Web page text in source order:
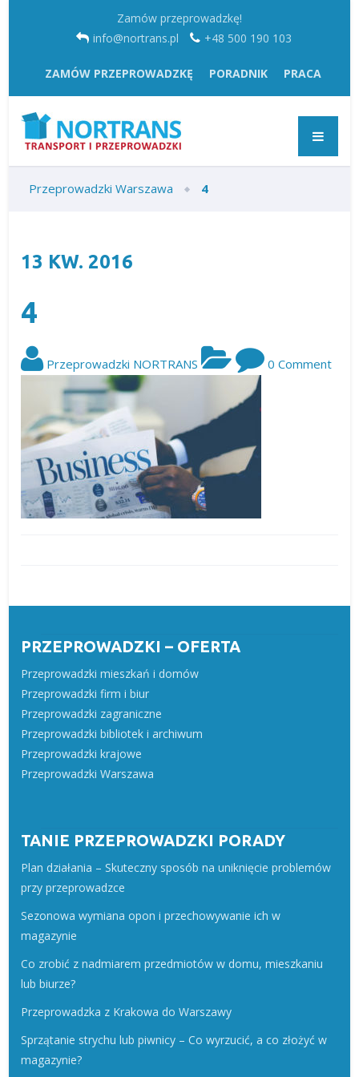
Zamów przeprowadzkę!
info@nortrans.pl
+48 500 190 103
ZAMÓW PRZEPROWADZKĘ PORADNIK PRACA
Przeprowadzki Warszawa 4
13 KW.2016
4
Przeprowadzki NORTRANS 0 Comment
PRZEPROWADZKI – OFERTA
Przeprowadzki mieszkań i domów
Przeprowadzki firm i biur
Przeprowadzki zagraniczne
Przeprowadzki bibliotek i archiwum
Przeprowadzki krajowe
Przeprowadzki Warszawa
TANIE PRZEPROWADZKI PORADY
Plan działania – Skuteczny sposób na uniknięcie problemów
przy przeprowadzce
Sezonowa wymiana opon i przechowywanie ich w
magazynie
Co zrobić z nadmiarem przedmiotów w domu, mieszkaniu
lub biurze?
Przeprowadzka z Krakowa do Warszawy
Sprzątanie strychu lub piwnicy – Co wyrzucić, a co złożyć w
magazynie?